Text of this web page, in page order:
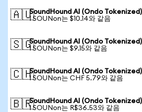
🇦🇺SoundHound AI (Ondo Tokenized)
1 SOUNon는 $10.14와 같음
🇸🇬SoundHound AI (Ondo Tokenized)
1 SOUNon는 $9.15와 같음
🇨🇭SoundHound AI (Ondo Tokenized)
1 SOUNon는 CHF 5.79와 같음
🇧🇷SoundHound AI (Ondo Tokenized)
1 SOUNon는 R$36.53와 같음